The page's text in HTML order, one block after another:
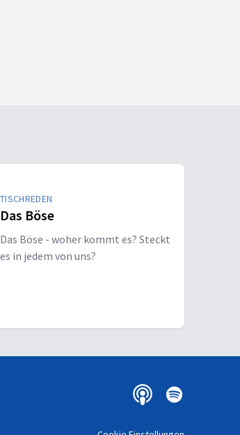
TISCHREDEN
Das Böse
Das Böse - woher kommt es? Steckt
es in jedem von uns?